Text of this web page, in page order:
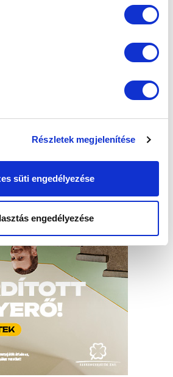
Részletek megjelenítése
süti engedélyezése
engedélyezése